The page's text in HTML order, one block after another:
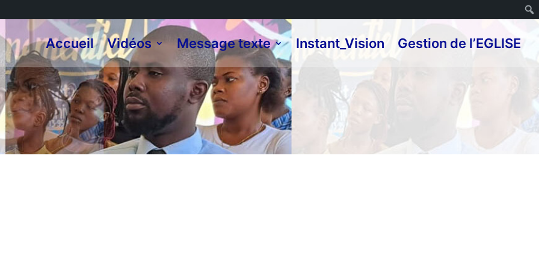
Accueil Vidéos Message texte Instant_Vision Gestion de l’EGLISE